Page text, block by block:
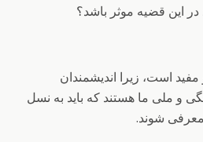
در این قضیه موثر باشد؟
است، زیرا اندیشمندان
و ملی ما هستند که باید به نسل
شوند.